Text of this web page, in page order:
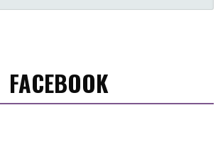
FACEBOOK